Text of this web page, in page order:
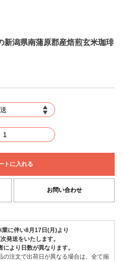
新潟県南蒲原郡産焙煎玄米珈琲
トに入れる
お問い合わせ
業に伴い8月17日(月)より
発送をいたします。
より日数が異なります。
の注文で出荷日が異なる場合は、全て揃